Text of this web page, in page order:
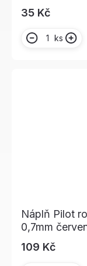
35 Kč
ks
Náplň Pilot
0,7mm
109 Kč